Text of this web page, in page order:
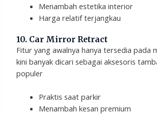
Menambah estetika interior
Harga relatif terjangkau
10. Car Mirror Retract
Fitur yang awalnya hanya tersedia pada
kini banyak dicari sebagai aksesoris
populer
Praktis saat parkir
Menambah kesan premium